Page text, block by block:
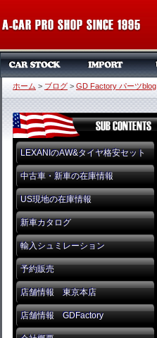
ホーム > ブログ > GD Factory パーツblog
LEXANIのAW&タイヤ格安セット
中古車・新車の在庫情報
US現地の在庫情報
新車カタログ
輸入シュミレーション
予約販売
店舗情報 東京本店
店舗情報 GDFactory